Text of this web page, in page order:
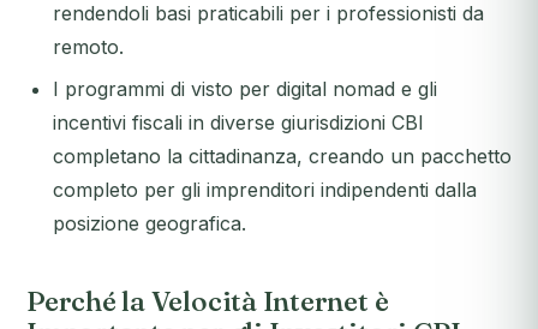
rendendoli basi praticabili per i professionisti da
remoto.
I programmi di visto per digital nomad e gli
incentivi fiscali in diverse giurisdizioni CBI
completano la cittadinanza, creando un pacchetto
completo per gli imprenditori indipendenti dalla
posizione geografica.
Perché la Velocità Internet è